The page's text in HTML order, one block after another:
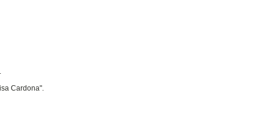
Cardona".